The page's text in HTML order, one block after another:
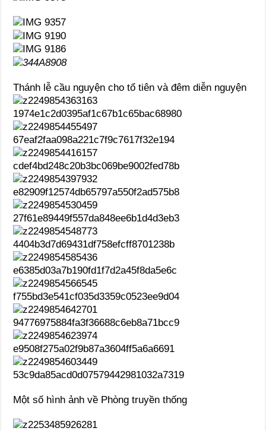
Thánh lễ cầu nguyện cho tổ tiên và đêm diễn nguyện
Một số hình ảnh về Phòng truyền thống